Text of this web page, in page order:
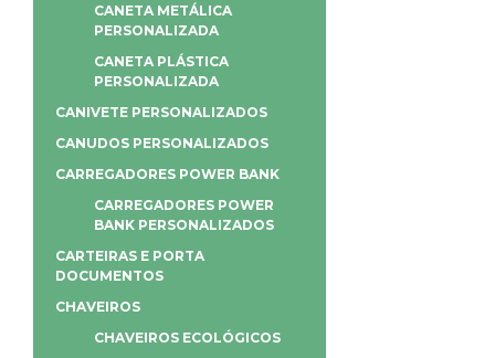
CANETA METÁLICA
PERSONALIZADA
CANETA PLÁSTICA
PERSONALIZADA
CANIVETE PERSONALIZADOS
CANUDOS PERSONALIZADOS
CARREGADORES POWER BANK
CARREGADORES POWER
BANK PERSONALIZADOS
CARTEIRAS E PORTA
DOCUMENTOS
CHAVEIROS
CHAVEIROS ECOLÓGICOS